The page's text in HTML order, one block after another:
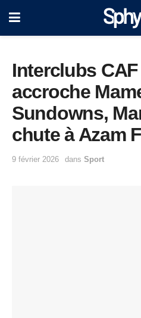
Interclubs
accroche
Sundowns,
chute à Azam
9 février 2026 dans Sport